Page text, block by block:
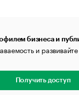
бизнеса и
и
Получить доступ